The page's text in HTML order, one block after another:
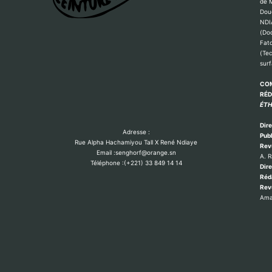
Adresse :
Rue Alpha Hachamiyou Tall X René Ndiaye
Email :senghorf@orange.sn
Téléphone :(+221) 33 849 14 14
A.